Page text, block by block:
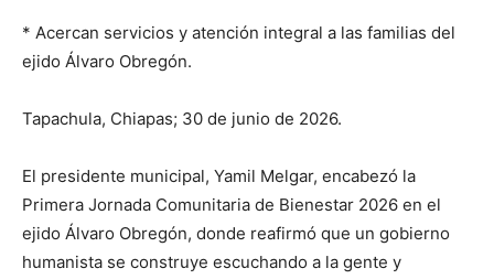
* Acercan servicios y atención integral a las familias del
ejido Álvaro Obregón.
Tapachula, Chiapas; 30 de junio de 2026.
El presidente municipal, Yamil Melgar, encabezó la
Primera Jornada Comunitaria de Bienestar 2026 en el
ejido Álvaro Obregón, donde reafirmó que un gobierno
humanista se construye escuchando a la gente y